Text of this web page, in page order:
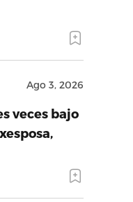
Ago 3, 2026
veces bajo